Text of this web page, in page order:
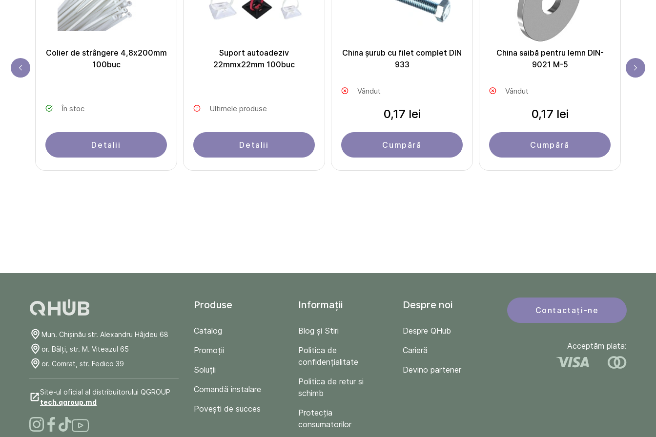
Colier de strângere 4,8х200mm
100buc
În stoc
Detalii
Suport autoadeziv
22mmx22mm 100buc
Ultimele produse
Detalii
China șurub cu filet complet DIN
933
Vândut
0,17 lei
Cumpără
China saibă pentru lemn DIN-
9021 M-5
Vândut
0,17 lei
Cumpără
Mun. Chişinău str. Alexandru Hâjdeu 68
or. Bălți, str. M. Viteazul 65
or. Comrat, str. Fedico 39
Site-ul oficial al distribuitorului QGROUP
tech.qgroup.md
Produse
Catalog
Promoții
Soluții
Comandă instalare
Povești de succes
Informații
Blog și Stiri
Politica de
confidențialitate
Politica de retur si
schimb
Protecția
consumatorilor
Despre noi
Despre QHub
Carieră
Devino partener
Contactați-ne
Acceptăm plata: